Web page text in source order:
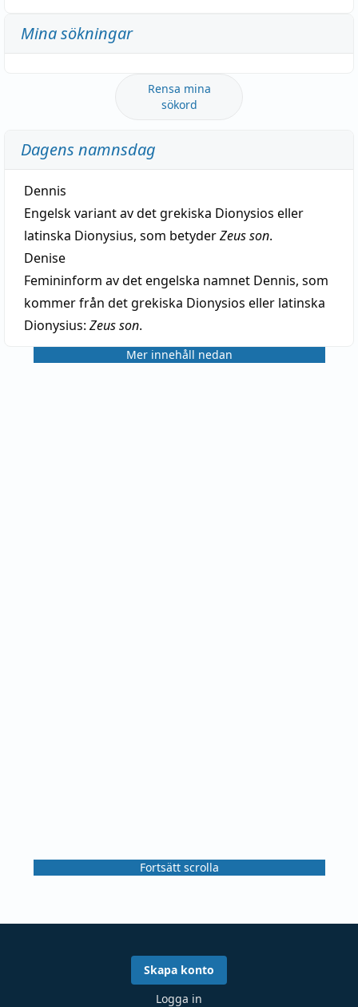
Mina sökningar
Rensa mina
sökord
Dagens namnsdag
Dennis
Engelsk variant av det grekiska Dionysios eller
latinska Dionysius, som betyderZeus son.
Denise
Femininform av det engelska namnet Dennis, som
kommer från det grekiska Dionysios eller latinska
Dionysius: Zeus son.
Mer innehåll nedan
Fortsätt scrolla
Skapa konto
Logga in